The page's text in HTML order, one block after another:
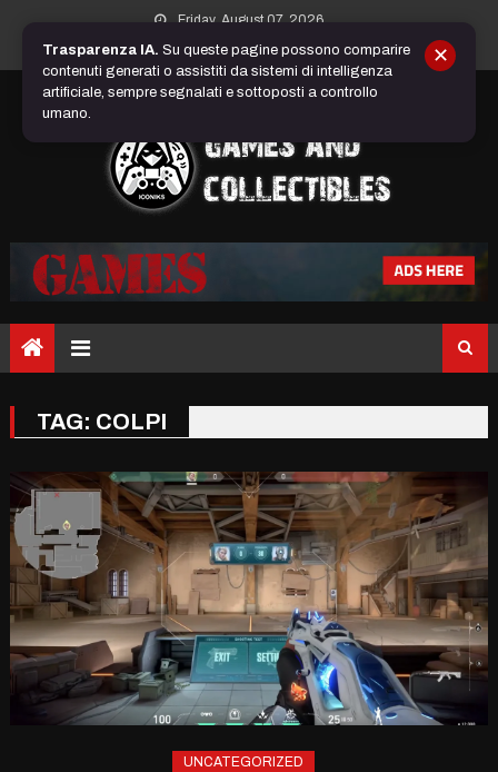
content
Friday, August 07, 2026
TAG: COLPI
UNCATEGORIZED
Trasparenza IA. Su queste pagine possono comparire
contenuti generati o assistiti da sistemi di intelligenza
artificiale, sempre segnalati e sottoposti a controllo
umano.
✕